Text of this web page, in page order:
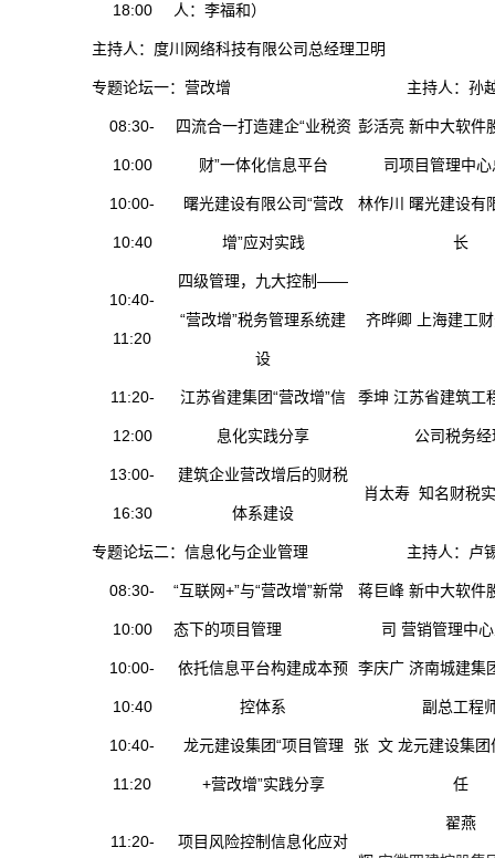
18:00 人：李福和）
主持人：度川网络科技有限公司总经理卫明
专题论坛一：营改增 主持人：孙
08:30-
10:00
四流合一打造建企“业税资
财”一体化信息平台
彭活亮 新中大软件
司项目管理中
10:00-
10:40
曙光建设有限公司“营改
增”应对实践
林作川 曙光建设有
长
10:40-
11:20
四级管理，九大控制——
“营改增”税务管理系统建
设
齐晔卿 上海建工
11:20-
12:00
江苏省建集团“营改增”信
息化实践分享
季坤 江苏省建筑工
公司税务经
13:00-
16:30
建筑企业营改增后的财税
体系建设
肖太寿 知名财税
专题论坛二：信息化与企业管理 主持人：卢
08:30-
10:00
“互联网+”与“营改增”新常
态下的项目管理
蒋巨峰 新中大软件
司 营销管理中
10:00-
10:40
依托信息平台构建成本预
控体系
李庆广 济南城建集
副总工程
10:40-
11:20
龙元建设集团“项目管理
+营改增”实践分享
张 文 龙元建设集团
任
11:20- 项目风险控制信息化应对
翟燕